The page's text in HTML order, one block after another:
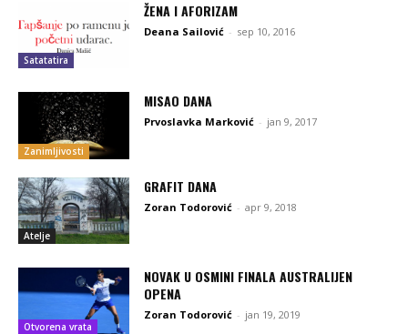
Satatatira
ŽENA I AFORIZAM
Deana Sailović - sep 10, 2016
Zanimljivosti
MISAO DANA
Prvoslavka Marković - jan 9, 2017
Atelje
GRAFIT DANA
Zoran Todorović - apr 9, 2018
Otvorena vrata
NOVAK U OSMINI FINALA AUSTRALIJEN
OPENA
Zoran Todorović - jan 19, 2019